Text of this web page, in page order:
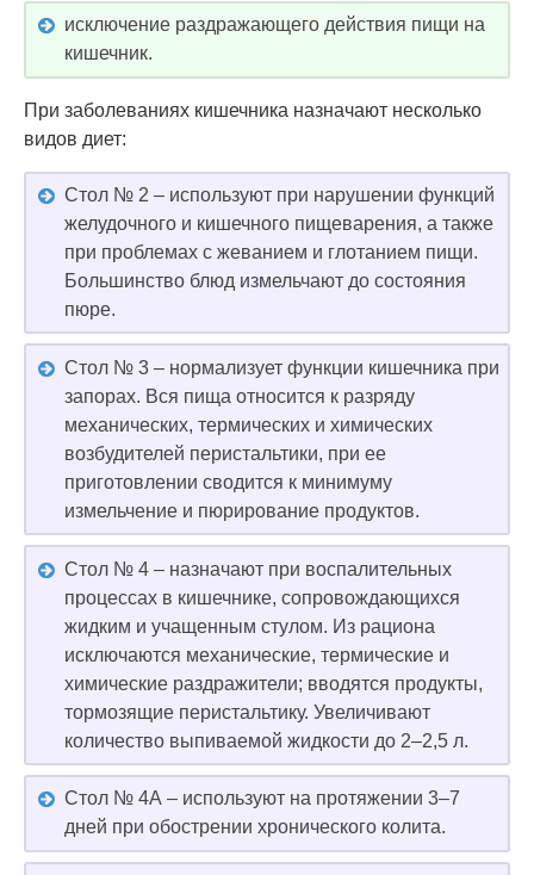
исключение раздражающего действия пищи на
кишечник.
При заболеваниях кишечника назначают несколько
видов диет:
Стол № 2 – используют при нарушении функций
желудочного и кишечного пищеварения, а также
при проблемах с жеванием и глотанием пищи.
Большинство блюд измельчают до состояния
пюре.
Стол № 3 – нормализует функции кишечника при
запорах. Вся пища относится к разряду
механических, термических и химических
возбудителей перистальтики, при ее
приготовлении сводится к минимуму
измельчение и пюрирование продуктов.
Стол № 4 – назначают при воспалительных
процессах в кишечнике, сопровождающихся
жидким и учащенным стулом. Из рациона
исключаются механические, термические и
химические раздражители; вводятся продукты,
тормозящие перистальтику. Увеличивают
количество выпиваемой жидкости до 2–2,5 л.
Стол № 4А – используют на протяжении 3–7
дней при обострении хронического колита.